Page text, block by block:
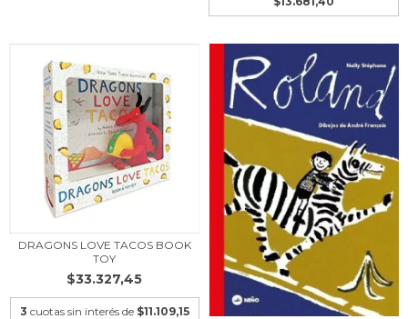
DRAGONS LOVE TACOS BOOK
TOY
$33.327,45
3 cuotas sin interés de $11.109,15